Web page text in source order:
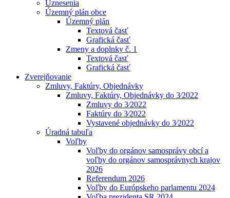
Uznesenia
Územný plán obce
Územný plán
Textová časť
Grafická časť
Zmeny a doplnky č. 1
Textová časť
Grafická časť
Zverejňovanie
Zmluvy, Faktúry, Objednávky
Zmluvy, Faktúry, Objednávky do 3⁄2022
Zmluvy do 3⁄2022
Faktúry do 3⁄2022
Vystavené objednávky do 3⁄2022
Úradná tabuľa
Voľby
Voľby do orgánov samosprávy obcí a
voľby do orgánov samosprávnych krajov
2026
Referendum 2026
Voľby do Európskeho parlamentu 2024